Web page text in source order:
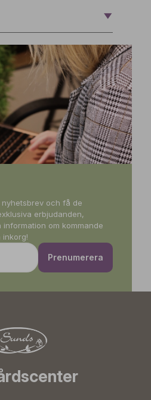
och få de
erbjudanden,
om kommande
inkorg!
Prenumerera